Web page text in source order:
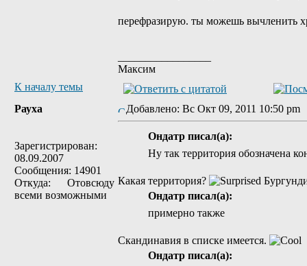
перефразирую. ты можешь вычленить
Максим
К началу темы
Рауха
Зарегистрирован:
08.09.2007
Сообщения: 14901
Откуда: Отовсюду
всеми возможными
Добавлено: Вс Окт 09, 2011 10:50
Ондатр писал(а):
Ну так территория обозначена
Какая территория?
Ондатр писал(а):
примерно также
Скандинавия в списке имеется.
Ондатр писал(а):